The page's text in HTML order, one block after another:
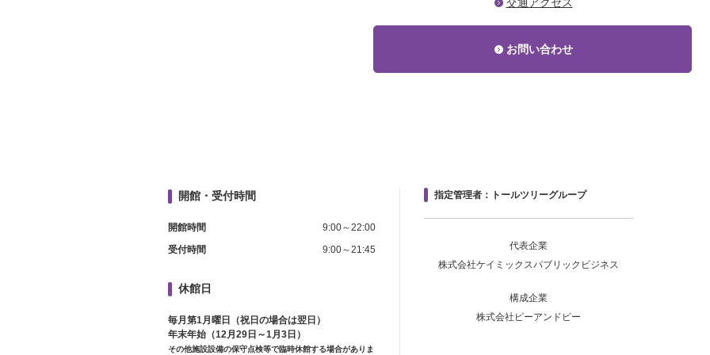
お問い合わせ
開館・受付時間
開館時間
9:00～22:00
受付時間
9:00～21:45
休館日
毎月第1月曜日（祝日の場合は翌日）
年末年始（12月29日～1月3日）
その他施設設備の保守点検等で臨時休館する場合がありま
指定管理者：トールツリーグループ
代表企業
株式会社ケイミックスパブリックビジネス
構成企業
株式会社ピーアンドピー